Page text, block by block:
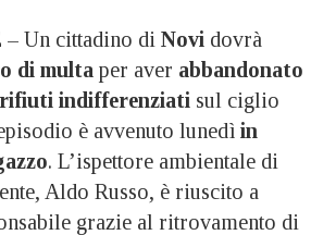
Un cittadino di Novi dovrà
di multa per aver abbandonato
rifiuti indifferenziati sul ciglio
è avvenuto lunedì in
. L’ispettore ambientale di
Aldo Russo, è riuscito a
grazie al ritrovamento di